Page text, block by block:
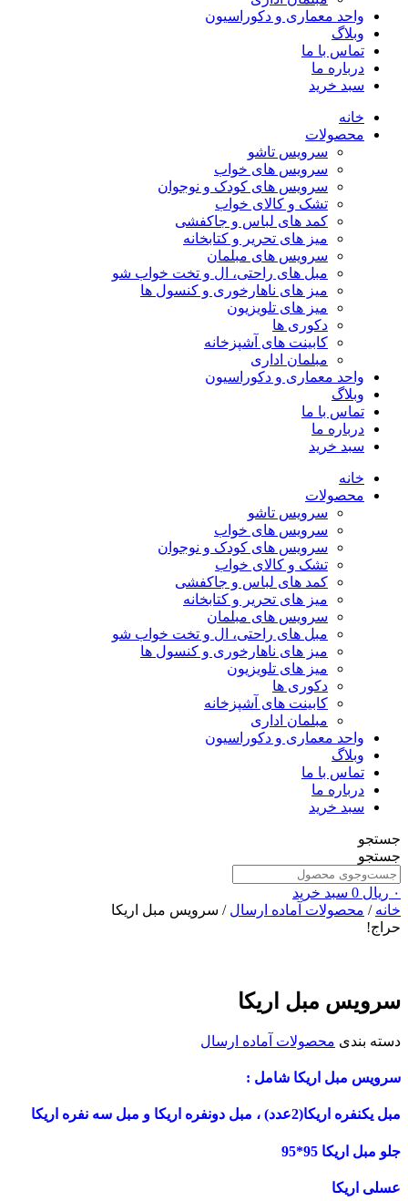
واحد معماری و دکوراسیون
وبلاگ
تماس با ما
درباره ما
سبد خرید
خانه
محصولات
سرویس تاشو
سرویس های خواب
سرویس های کودک و نوجوان
تشک و کالای خواب
کمد های لباس و جاکفشی
میز های تحریر و کتابخانه
سرویس های مبلمان
مبل های راحتی، ال و تخت خواب شو
میز های ناهارخوری و کنسول ها
میز های تلویزیون
دکوری ها
کابینت های آشپزخانه
مبلمان اداری
واحد معماری و دکوراسیون
وبلاگ
تماس با ما
درباره ما
سبد خرید
خانه
محصولات
سرویس تاشو
سرویس های خواب
سرویس های کودک و نوجوان
تشک و کالای خواب
کمد های لباس و جاکفشی
میز های تحریر و کتابخانه
سرویس های مبلمان
مبل های راحتی، ال و تخت خواب شو
میز های ناهارخوری و کنسول ها
میز های تلویزیون
دکوری ها
کابینت های آشپزخانه
مبلمان اداری
واحد معماری و دکوراسیون
وبلاگ
تماس با ما
درباره ما
سبد خرید
جستجو
جستجو
۰ ریال 0 سبد خرید
خانه / محصولات آماده ارسال / سرویس مبل اریکا
حراج!
سرویس مبل اریکا
دسته بندی محصولات آماده ارسال
سرویس مبل اریکا شامل :
مبل یکنفره اریکا(2عدد) ، مبل دونفره اریکا و مبل سه نفره اریکا
جلو مبل اریکا 95*95
عسلی اریکا